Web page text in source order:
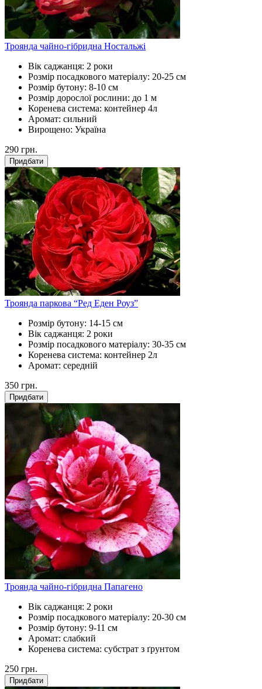
Троянда чайно-гібридна Ностальжі
Вік саджанця: 2 роки
Розмір посадкового матеріалу: 20-25 см
Розмір бутону: 8-10 см
Розмір дорослої рослини: до 1 м
Коренева система: контейнер 4л
Аромат: сильний
Вирощено: Україна
290 грн.
Придбати
Троянда паркова “Ред Еден Роуз”
Розмір бутону: 14-15 см
Вік саджанця: 2 роки
Розмір посадкового матеріалу: 30-35 см
Коренева система: контейнер 2л
Аромат: середній
350 грн.
Придбати
Троянда чайно-гібридна Папагено
Вік саджанця: 2 роки
Розмір посадкового матеріалу: 20-30 см
Розмір бутону: 9-11 см
Аромат: слабкий
Коренева система: субстрат з ґрунтом
250 грн.
Придбати